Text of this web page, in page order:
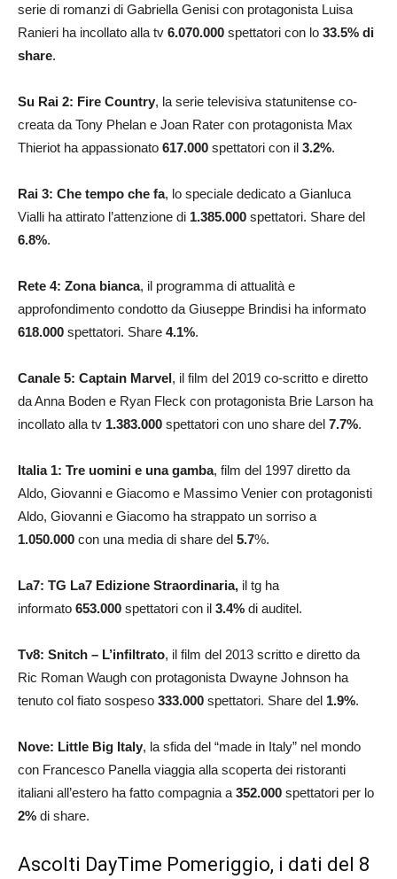
serie di romanzi di Gabriella Genisi con protagonista Luisa
Ranieri ha incollato alla tv 6.070.000 spettatori con lo 33.5% di
share.
Su Rai 2: Fire Country, la serie televisiva statunitense co-
creata da Tony Phelan e Joan Rater con protagonista Max
Thieriot ha appassionato 617.000 spettatori con il 3.2%.
Rai 3: Che tempo che fa, lo speciale dedicato a Gianluca
Vialli ha attirato l’attenzione di 1.385.000 spettatori. Share del
6.8%.
Rete 4: Zona bianca, il programma di attualità e
approfondimento condotto da Giuseppe Brindisi ha informato
618.000 spettatori. Share 4.1%.
Canale 5: Captain Marvel, il film del 2019 co-scritto e diretto
da Anna Boden e Ryan Fleck con protagonista Brie Larson ha
incollato alla tv 1.383.000 spettatori con uno share del 7.7%.
Italia 1: Tre uomini e una gamba, film del 1997 diretto da
Aldo, Giovanni e Giacomo e Massimo Venier con protagonisti
Aldo, Giovanni e Giacomo ha strappato un sorriso a
1.050.000 con una media di share del 5.7%.
La7: TG La7 Edizione Straordinaria, il tg ha
informato 653.000 spettatori con il 3.4% di auditel.
Tv8: Snitch – L’infiltrato, il film del 2013 scritto e diretto da
Ric Roman Waugh con protagonista Dwayne Johnson ha
tenuto col fiato sospeso 333.000 spettatori. Share del 1.9%.
Nove: Little Big Italy, la sfida del “made in Italy” nel mondo
con Francesco Panella viaggia alla scoperta dei ristoranti
italiani all’estero ha fatto compagnia a 352.000 spettatori per lo
2% di share.
Ascolti DayTime Pomeriggio, i dati del 8